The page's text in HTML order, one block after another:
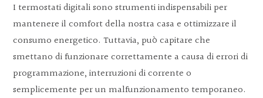
I termostati digitali sono strumenti indispensabili per
mantenere il comfort della nostra casa e ottimizzare il
consumo energetico. Tuttavia, può capitare che
smettano di funzionare correttamente a causa di errori di
programmazione, interruzioni di corrente o
semplicemente per un malfunzionamento temporaneo.